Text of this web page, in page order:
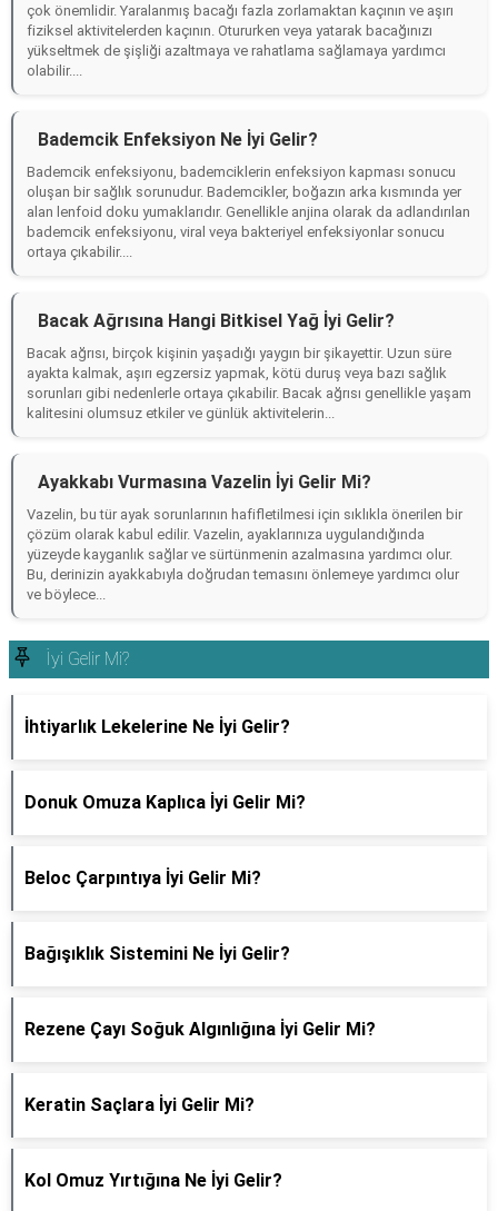
çok önemlidir. Yaralanmış bacağı fazla zorlamaktan kaçının ve aşırı
fiziksel aktivitelerden kaçının. Otururken veya yatarak bacağınızı
yükseltmek de şişliği azaltmaya ve rahatlama sağlamaya yardımcı
olabilir....
Bademcik Enfeksiyon Ne İyi Gelir?
Bademcik enfeksiyonu, bademciklerin enfeksiyon kapması sonucu
oluşan bir sağlık sorunudur. Bademcikler, boğazın arka kısmında yer
alan lenfoid doku yumaklarıdır. Genellikle anjina olarak da adlandırılan
bademcik enfeksiyonu, viral veya bakteriyel enfeksiyonlar sonucu
ortaya çıkabilir....
Bacak Ağrısına Hangi Bitkisel Yağ İyi Gelir?
Bacak ağrısı, birçok kişinin yaşadığı yaygın bir şikayettir. Uzun süre
ayakta kalmak, aşırı egzersiz yapmak, kötü duruş veya bazı sağlık
sorunları gibi nedenlerle ortaya çıkabilir. Bacak ağrısı genellikle yaşam
kalitesini olumsuz etkiler ve günlük aktivitelerin...
Ayakkabı Vurmasına Vazelin İyi Gelir Mi?
Vazelin, bu tür ayak sorunlarının hafifletilmesi için sıklıkla önerilen bir
çözüm olarak kabul edilir. Vazelin, ayaklarınıza uygulandığında
yüzeyde kayganlık sağlar ve sürtünmenin azalmasına yardımcı olur.
Bu, derinizin ayakkabıyla doğrudan temasını önlemeye yardımcı olur
ve böylece...
İyi Gelir Mi?
İhtiyarlık Lekelerine Ne İyi Gelir?
Donuk Omuza Kaplıca İyi Gelir Mi?
Beloc Çarpıntıya İyi Gelir Mi?
Bağışıklık Sistemini Ne İyi Gelir?
Rezene Çayı Soğuk Algınlığına İyi Gelir Mi?
Keratin Saçlara İyi Gelir Mi?
Kol Omuz Yırtığına Ne İyi Gelir?